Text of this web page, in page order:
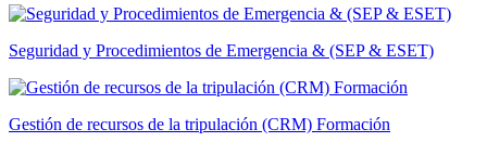
Seguridad y Procedimientos de Emergencia & (SEP & ESET)
Gestión de recursos de la tripulación (CRM) Formación